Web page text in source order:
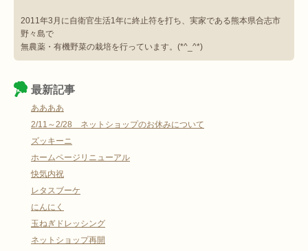
2011年3月に自衛官生活1年に終止符を打ち、実家である熊本県合志市
野々島で
無農薬・有機野菜の栽培を行っています。(*^_^*)
最新記事
ああああ
2/11～2/28 ネットショップのお休みについて
ズッキーニ
ホームページリニューアル
快気内祝
レタスブーケ
にんにく
玉ねぎドレッシング
ネットショップ再開